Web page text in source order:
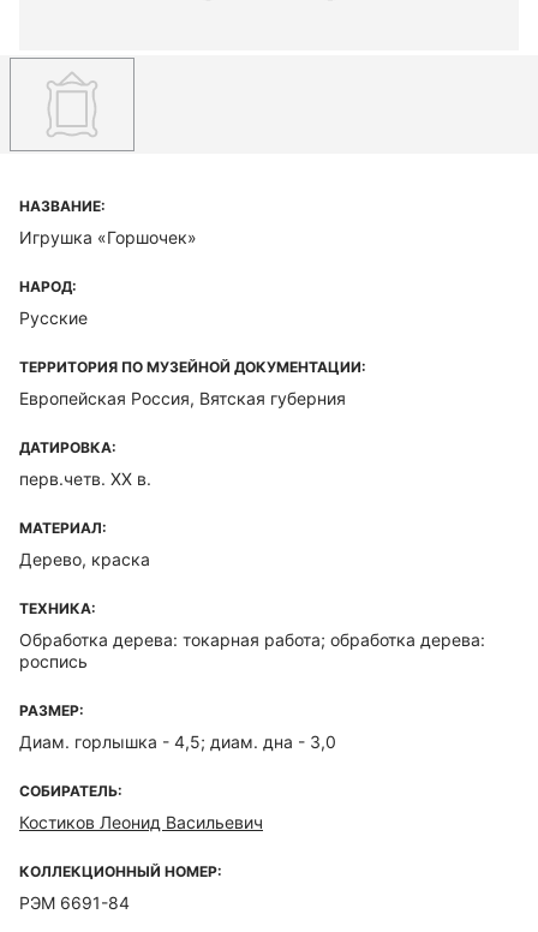
НАЗВАНИЕ:
Игрушка «Горшочек»
НАРОД:
Русские
ТЕРРИТОРИЯ ПО МУЗЕЙНОЙ ДОКУМЕНТАЦИИ:
Европейская Россия, Вятская губерния
ДАТИРОВКА:
перв.четв. XX в.
МАТЕРИАЛ:
Дерево, краска
ТЕХНИКА:
Обработка дерева: токарная работа; обработка дерева:
роспись
РАЗМЕР:
Диам. горлышка - 4,5; диам. дна - 3,0
СОБИРАТЕЛЬ:
Костиков Леонид Васильевич
КОЛЛЕКЦИОННЫЙ НОМЕР:
РЭМ 6691-84